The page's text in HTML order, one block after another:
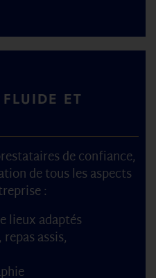
ET
de confiance,
de tous les aspects
:
lieux adaptés
assis,